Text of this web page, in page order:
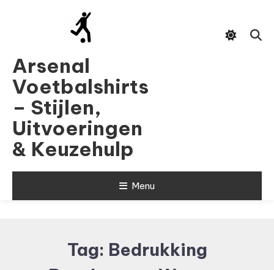
Arsenal
Voetbalshirts
– Stijlen,
Uitvoeringen
& Keuzehulp
Menu
Tag: Bedrukking